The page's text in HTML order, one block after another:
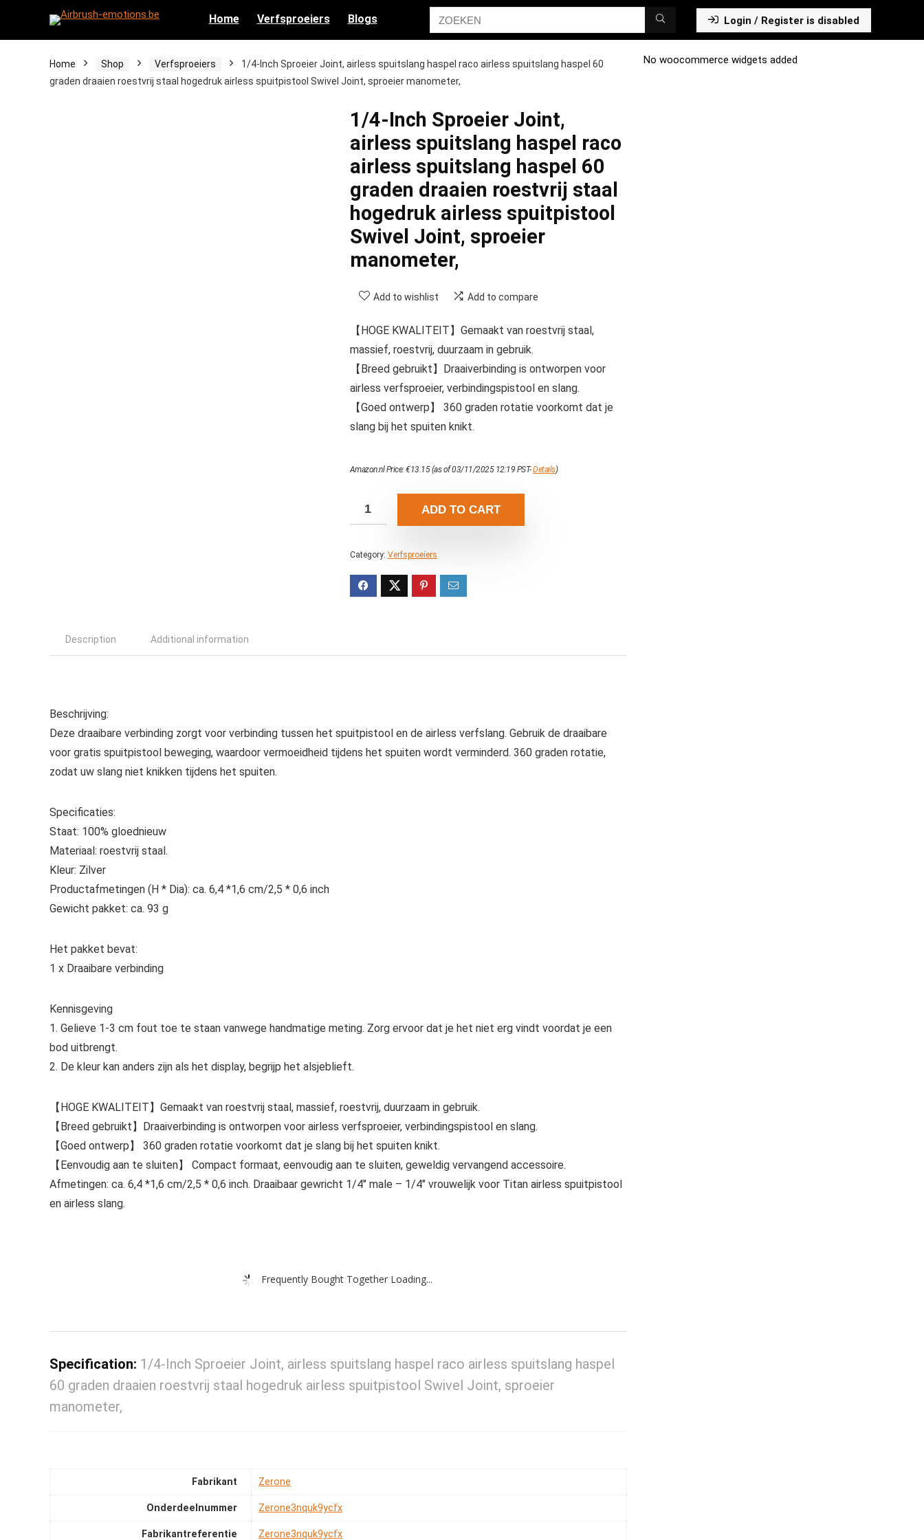
Home Verfsproeiers Blogs Login / Register is disabled
Home Shop Verfsproeiers
1/4-Inch Sproeier Joint, airless spuitslang haspel raco airless spuitslang haspel 60
graden draaien roestvrij staal hogedruk airless spuitpistool Swivel Joint, sproeier manometer,
1/4-Inch Sproeier Joint,
airless spuitslang haspel raco
airless spuitslang haspel 60
graden draaien roestvrij staal
hogedruk airless spuitpistool
Swivel Joint, sproeier
manometer,
Add to wishlist Add to compare
【HOGE KWALITEIT】Gemaakt van roestvrij staal,
massief, roestvrij, duurzaam in gebruik.
【Breed gebruikt】Draaiverbinding is ontworpen voor
airless verfsproeier, verbindingspistool en slang.
【Goed ontwerp】 360 graden rotatie voorkomt dat je
slang bij het spuiten knikt.
Amazon.nl Price:€13.15(as of 03/11/2025 12:19 PST-Details)
ADD TO CART
Category: Verfsproeiers
Description Additional information
Beschrijving:
Deze draaibare verbinding zorgt voor verbinding tussen het spuitpistool en de airless verfslang. Gebruik de draaibare
voor gratis spuitpistool beweging, waardoor vermoeidheid tijdens het spuiten wordt verminderd. 360 graden rotatie,
zodat uw slang niet knikken tijdens het spuiten.
Specificaties:
Staat: 100% gloednieuw
Materiaal: roestvrij staal.
Kleur: Zilver
Productafmetingen (H * Dia): ca. 6,4 *1,6 cm/2,5 * 0,6 inch
Gewicht pakket: ca. 93 g
Het pakket bevat:
1 x Draaibare verbinding
Kennisgeving
1. Gelieve 1-3 cm fout toe te staan vanwege handmatige meting. Zorg ervoor dat je het niet erg vindt voordat je een
bod uitbrengt.
2. De kleur kan anders zijn als het display, begrijp het alsjeblieft.
【HOGE KWALITEIT】Gemaakt van roestvrij staal, massief, roestvrij, duurzaam in gebruik.
【Breed gebruikt】Draaiverbinding is ontworpen voor airless verfsproeier, verbindingspistool en slang.
【Goed ontwerp】 360 graden rotatie voorkomt dat je slang bij het spuiten knikt.
【Eenvoudig aan te sluiten】 Compact formaat, eenvoudig aan te sluiten, geweldig vervangend accessoire.
Afmetingen: ca. 6,4 *1,6 cm/2,5 * 0,6 inch. Draaibaar gewricht 1/4″ male – 1/4″ vrouwelijk voor Titan airless spuitpistool
en airless slang.
Frequently Bought Together Loading...
Specification: 1/4-Inch Sproeier Joint, airless spuitslang haspel raco airless spuitslang haspel
60 graden draaien roestvrij staal hogedruk airless spuitpistool Swivel Joint, sproeier
manometer,
Fabrikant ‎Zerone
Onderdeelnummer ‎Zerone3nquk9ycfx
Fabrikantreferentie ‎Zerone3nquk9ycfx
No woocommerce widgets added